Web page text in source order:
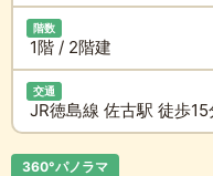
階数
1階 / 2階建
交通
JR徳島線 佐古駅 徒歩15
360°パノラマ